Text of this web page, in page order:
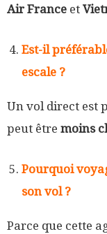
Air France et
Est-il
escale ?
Un vol direct est
peut être moins
Pourquoi
son vol ?
Parce que cette